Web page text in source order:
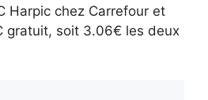
Harpic chez Carrefour et
gratuit, soit 3.06€ les deux